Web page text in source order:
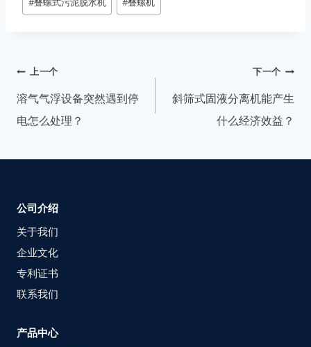
上一个
溶气气浮设备突然遇到停
电怎么处理？
下一个
斜筛式固液分离机能产生
什么经济效益？
公司介绍
关于我们
企业文化
专利证书
联系我们
产品中心